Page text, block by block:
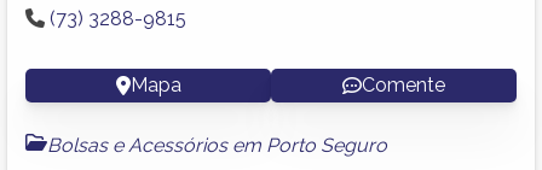
(73) 3288-9815
Mapa Comente
Bolsas e Acessórios em Porto Seguro